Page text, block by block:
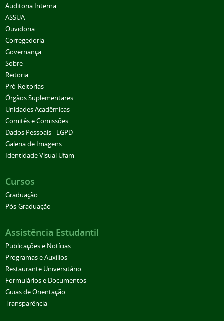
Auditoria Interna
ASSUA
Ouvidoria
Corregedoria
Governança
Sobre
Reitoria
Pró-Reitorias
Órgãos Suplementares
Unidades Acadêmicas
Comitês e Comissões
Dados Pessoais - LGPD
Galeria de Imagens
Identidade Visual Ufam
Cursos
Graduação
Pós-Graduação
Assistência Estudantil
Publicações e Notícias
Programas e Auxílios
Restaurante Universitário
Formulários e Documentos
Guias de Orientação
Transparência